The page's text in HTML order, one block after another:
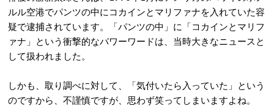
ルル空港でパンツの中にコカインとマリファナを入れていた容
疑で逮捕されています。「パンツの中」に「コカインとマリフ
ァナ」という衝撃的なパワーワードは、当時大きなニュースと
して扱われました。
しかも、取り調べに対して、「気付いたら入っていた」という
のですから、不謹慎ですが、思わず笑ってしまいますよね。